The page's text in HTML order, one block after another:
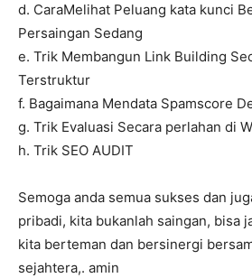
d. CaraMelihat Peluang kata kunci
Persaingan Sedang
e. Trik Membangun Link Building
Terstruktur
f. Bagaimana Mendata Spamscore
g. Trik Evaluasi Secara perlahan di
h. Trik SEO AUDIT
Semoga anda semua sukses dan
pribadi, kita bukanlah saingan, bisa
kita berteman dan bersinergi
sejahtera,. amin